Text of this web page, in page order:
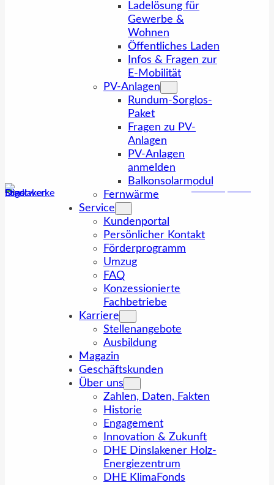
Ladelösung für
Gewerbe &
Wohnen
Öffentliches Laden
Infos & Fragen zur
E-Mobilität
PV-Anlagen
Rundum-Sorglos-
Paket
Fragen zu PV-
Anlagen
PV-Anlagen
anmelden
Balkonsolarmodul
Fernwärme
Service
Kundenportal
Persönlicher Kontakt
Förderprogramm
Umzug
FAQ
Konzessionierte
Fachbetriebe
Karriere
Stellenangebote
Ausbildung
Magazin
Geschäftskunden
Über uns
Zahlen, Daten, Fakten
Historie
Engagement
Innovation & Zukunft
DHE Dinslakener Holz-
Energiezentrum
DHE KlimaFonds
Kundenportal